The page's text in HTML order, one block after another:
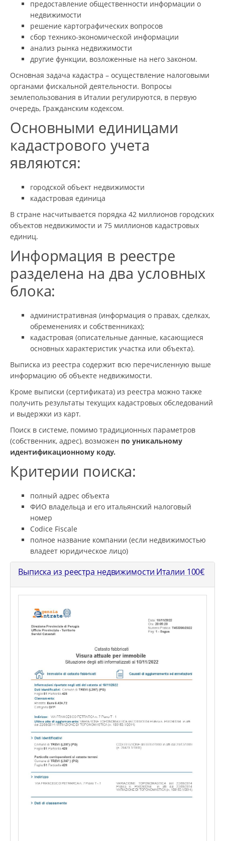
предоставление общественности информации о
недвижимости
решение картографических вопросов
сбор технико-экономической информации
анализ рынка недвижимости
другие функции, возложенные на него законом.
Основная задача кадастра – осуществление налоговыми
органами фискальной деятельности. Вопросы
землепользования в Италии регулируются, в первую
очередь, Гражданским кодексом.
Основными единицами
кадастрового учета
являются:
городской объект недвижимости
кадастровая единица
В стране насчитывается порядка 42 миллионов городских
объектов недвижимости и 75 миллионов кадастровых
единиц.
Информация в реестре
разделена на два условных
блока:
административная (информация о правах, сделках,
обременениях и собственниках);
кадастровая (описательные данные, касающиеся
основных характеристик участка или объекта).
Выписка из реестра содержит всю перечисленную выше
информацию об объекте недвижимости.
Кроме выписки (сертификата) из реестра можно также
получить результаты текущих кадастровых обследований
и выдержки из карт.
Поиск в системе, помимо традиционных параметров
(собственник, адрес), возможен по уникальному
идентификационному коду.
Критерии поиска:
полный адрес объекта
ФИО владельца и его итальянский налоговый
номер
Codice Fiscale
полное название компании (если недвижимостью
владеет юридическое лицо)
Выписка из реестра недвижимости Италии 100€